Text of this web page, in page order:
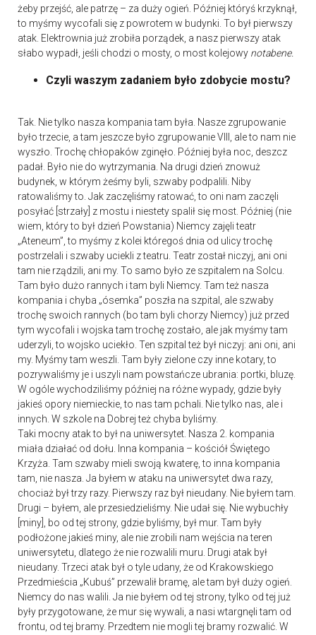
żeby przejść, ale patrzę – za duży ogień. Później któryś krzyknął,
to myśmy wycofali się z powrotem w budynki. To był pierwszy
atak. Elektrownia już zrobiła porządek, a nasz pierwszy atak
słabo wypadł, jeśli chodzi o mosty, o most kolejowy notabene.
Czyli waszym zadaniem było zdobycie mostu?
Tak. Nie tylko nasza kompania tam była. Nasze zgrupowanie
było trzecie, a tam jeszcze było zgrupowanie VIII, ale to nam nie
wyszło. Trochę chłopaków zginęło. Później była noc, deszcz
padał. Było nie do wytrzymania. Na drugi dzień znowuż
budynek, w którym żeśmy byli, szwaby podpalili. Niby
ratowaliśmy to. Jak zaczęliśmy ratować, to oni nam zaczęli
posyłać [strzały] z mostu i niestety spalił się most. Później (nie
wiem, który to był dzień Powstania) Niemcy zajęli teatr
„Ateneum”, to myśmy z kolei któregoś dnia od ulicy trochę
postrzelali i szwaby uciekli z teatru. Teatr został niczyj, ani oni
tam nie rządzili, ani my. To samo było ze szpitalem na Solcu.
Tam było dużo rannych i tam byli Niemcy. Tam też nasza
kompania i chyba „ósemka” poszła na szpital, ale szwaby
trochę swoich rannych (bo tam byli chorzy Niemcy) już przed
tym wycofali i wojska tam trochę zostało, ale jak myśmy tam
uderzyli, to wojsko uciekło. Ten szpital też był niczyj: ani oni, ani
my. Myśmy tam weszli. Tam były zielone czy inne kotary, to
pozrywaliśmy je i uszyli nam powstańcze ubrania: portki, bluzę.
W ogóle wychodziliśmy później na różne wypady, gdzie były
jakieś opory niemieckie, to nas tam pchali. Nie tylko nas, ale i
innych. W szkole na Dobrej też chyba byliśmy.
Taki mocny atak to był na uniwersytet. Nasza 2. kompania
miała działać od dołu. Inna kompania – kościół Świętego
Krzyża. Tam szwaby mieli swoją kwaterę, to inna kompania
tam, nie nasza. Ja byłem w ataku na uniwersytet dwa razy,
chociaż był trzy razy. Pierwszy raz był nieudany. Nie byłem tam.
Drugi – byłem, ale przesiedzieliśmy. Nie udał się. Nie wybuchły
[miny], bo od tej strony, gdzie byliśmy, był mur. Tam były
podłożone jakieś miny, ale nie zrobili nam wejścia na teren
uniwersytetu, dlatego że nie rozwalili muru. Drugi atak był
nieudany. Trzeci atak był o tyle udany, że od Krakowskiego
Przedmieścia „Kubuś” przewalił bramę, ale tam był duży ogień.
Niemcy do nas walili. Ja nie byłem od tej strony, tylko od tej już
były przygotowane, że mur się wywali, a nasi wtargnęli tam od
frontu, od tej bramy. Przedtem nie mogli tej bramy rozwalić. W